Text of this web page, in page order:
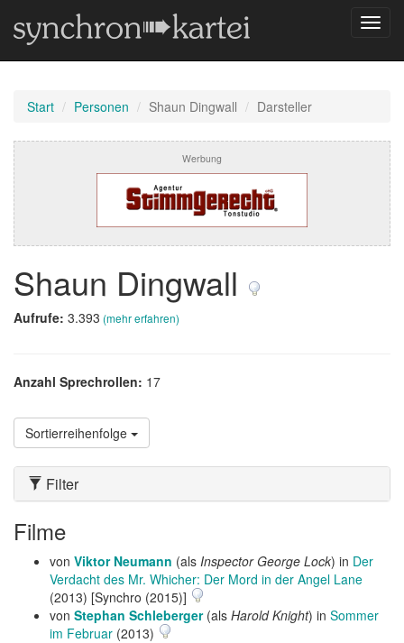
Start Personen Shaun Dingwall Darsteller
Werbung
Shaun Dingwall
Aufrufe: 3.393 (mehr erfahren)
Anzahl Sprechrollen: 17
Sortierreihenfolge
Filter
Filme
von Viktor Neumann (als Inspector George Lock) in Der
Verdacht des Mr. Whicher: Der Mord in der Angel Lane
(2013) [Synchro (2015)]
von Stephan Schleberger(als Harold Knight) in Sommer
im Februar (2013)